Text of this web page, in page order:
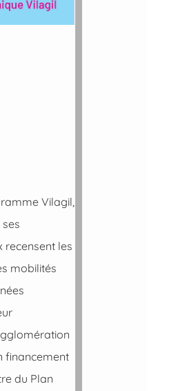
Vilagil,
recensent les
mobilités
financement
du Plan